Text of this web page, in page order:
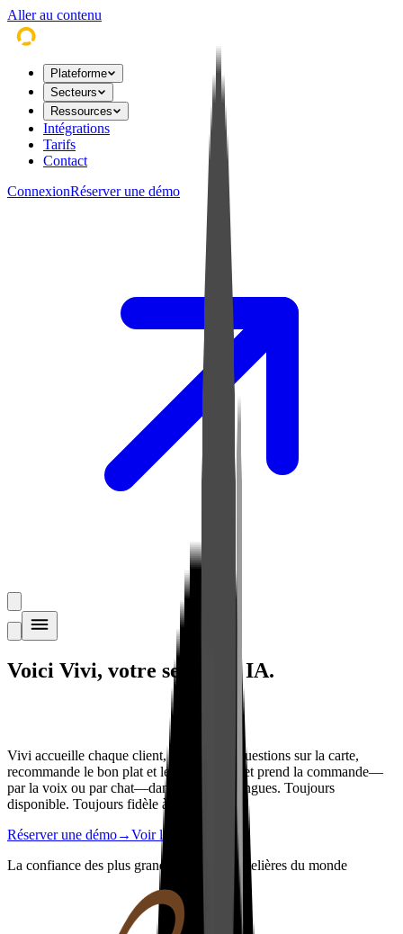
Aller au contenu
Plateforme
Secteurs
Ressources
Intégrations
Tarifs
Contact
ConnexionRéserver une démo
Voici Vivi, votre serveuse IA.
Vivi accueille chaque client, répond aux questions sur la carte,
recommande le bon plat et le bon accord, et prend la commande—
par la voix ou par chat—dans toutes les langues. Toujours
disponible. Toujours fidèle à votre style.
Réserver une démo→Voir les chiffres
La confiance des plus grandes marques hôtelières du monde